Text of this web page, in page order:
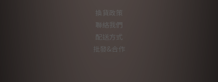
換貨政策
聯絡我們
配送方式
批發&合作